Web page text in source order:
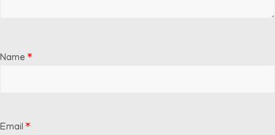
Name *
Email *